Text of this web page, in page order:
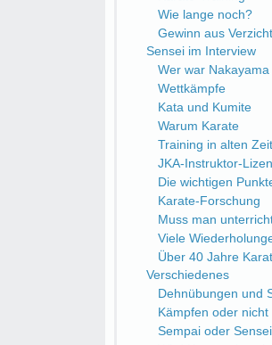
Wie lange noch?
Gewinn aus Verzicht
Sensei im Interview
Wer war
Wettkämpfe
Kata und Kumite
Warum Karate
Training in alten
JKA-Instruktor-
Die wichtigen
Karate-Forschung
Muss man
Viele
Über 40 Jahre
Verschiedenes
Dehnübungen und
Kämpfen oder
Sempai oder Sensei